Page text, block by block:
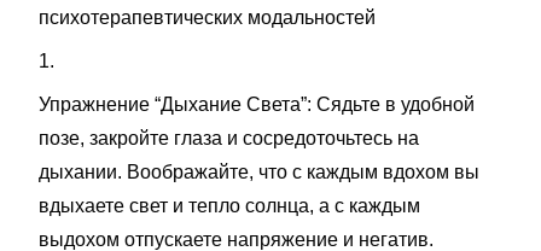
психотерапевтических модальностей
1.
Упражнение “Дыхание Света”: Сядьте в удобной
позе, закройте глаза и сосредоточьтесь на
дыхании. Воображайте, что с каждым вдохом вы
вдыхаете свет и тепло солнца, а с каждым
выдохом отпускаете напряжение и негатив.